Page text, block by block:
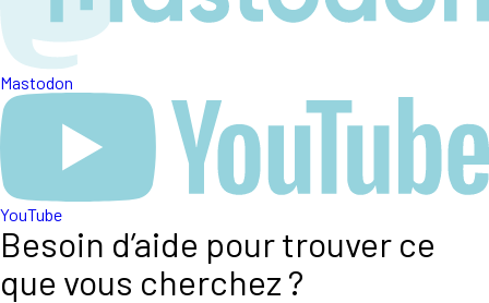
Mastodon
YouTube
Besoin d’aide pour trouver ce
que vous cherchez ?